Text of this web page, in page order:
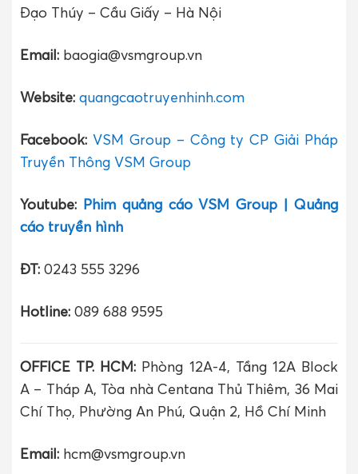
Đạo Thúy – Cầu Giấy – Hà Nội
Email: baogia@vsmgroup.vn
Website: quangcaotruyenhinh.com
Facebook: VSM Group – Công ty CP Giải Pháp
Truyền Thông VSM Group
Youtube: Phim quảng cáo VSM Group | Quảng
cáo truyền hình
ĐT: 0243 555 3296
Hotline: 089 688 9595
OFFICE TP. HCM: Phòng 12A-4, Tầng 12A Block
A – Tháp A, Tòa nhà Centana Thủ Thiêm, 36 Mai
Chí Thọ, Phường An Phú, Quận 2, Hồ Chí Minh
Email: hcm@vsmgroup.vn